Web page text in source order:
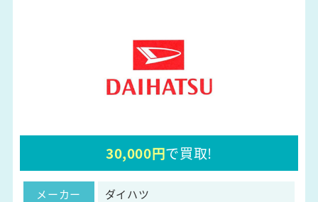
30,000円で買取!
メーカー
ダイハツ